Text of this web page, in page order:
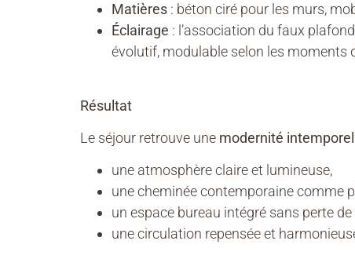
Matières : béton ciré pour les murs,
Éclairage : l’association du faux
évolutif, modulable selon les moments
Résultat
Le séjour retrouve une modernité
une atmosphère claire et lumineuse,
une cheminée contemporaine comme
un espace bureau intégré sans perte
une circulation repensée et